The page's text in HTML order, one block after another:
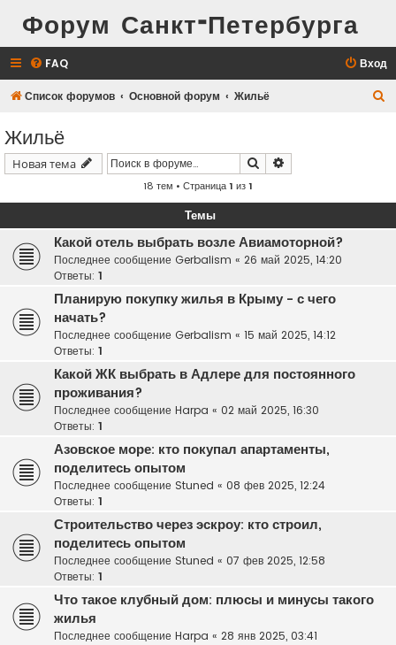
Форум Санкт-Петербурга
FAQ Вход
Список форумов Основной форум Жильё
Жильё
Новая тема Поиск
18 тем • Страница1 из1
Темы
Какой отель выбрать возле Авиамоторной?
Последнее сообщение Gerbalism « 26 май 2025, 14:20
Ответы: 1
Планирую покупку жилья в Крыму - с чего
начать?
Последнее сообщение Gerbalism « 15 май 2025, 14:12
Ответы: 1
Какой ЖК выбрать в Адлере для постоянного
проживания?
Последнее сообщение Harpa « 02 май 2025, 16:30
Ответы: 1
Азовское море: кто покупал апартаменты,
поделитесь опытом
Последнее сообщение Stuned « 08 фев 2025, 12:24
Ответы: 1
Строительство через эскроу: кто строил,
поделитесь опытом
Последнее сообщение Stuned « 07 фев 2025, 12:58
Ответы: 1
Что такое клубный дом: плюсы и минусы такого
жилья
Последнее сообщение Harpa « 28 янв 2025, 03:41